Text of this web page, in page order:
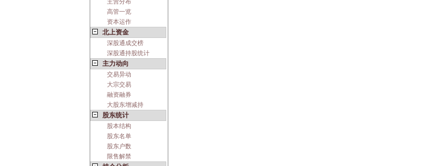
主营分布
高管一览
资本运作
北上资金
深股通成交榜
深股通持股统计
主力动向
交易异动
大宗交易
融资融券
大股东增减持
股东统计
股本结构
股东名单
股东户数
限售解禁